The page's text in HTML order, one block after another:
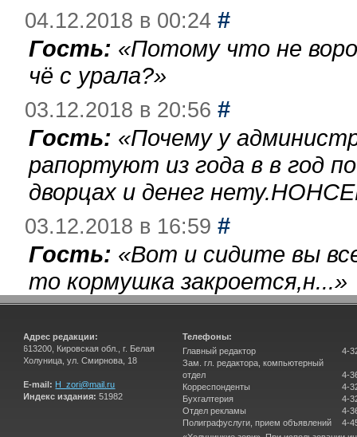
04.12.2018 в 00:24 #
Гость: «Потому что не
чё с урала?»
03.12.2018 в 20:56 #
Гость: «Почему у
рапортуют из года в в год
дворцах и денег
03.12.2018 в 16:59 #
Гость: «Вот и сидите вы
то кормушка закроется,н...»
Адрес редакции:
613200, Кировская обл., г. Белая
Холуница, ул. Смирнова, 18
E-mail: H_zori@mail.ru
Индекс издания: 51982
Телефоны:
Главный редактор
Зам. гл. редактора, компьютерный
отдел
Корреспонденты
Бухгалтерия
Отдел рекламы
Полиграфуслуги, прием объявлений
4-
4-
4-
4-
4-
4-